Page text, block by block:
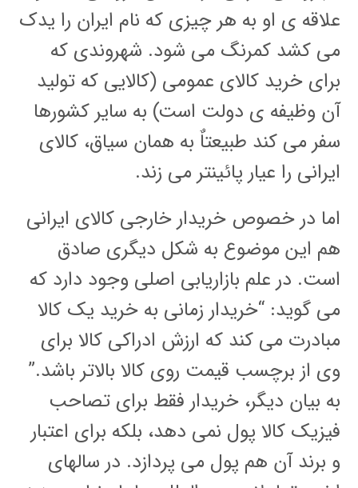
علاقه ی او به هر چیزی که نام ایران را یدک
می کشد کمرنگ می شود. شهروندی که
برای خرید کالای عمومی (کالایی که تولید
آن وظیفه ی دولت است) به سایر کشورها
سفر می کند طبیعتاٌ به همان سیاق، کالای
ایرانی را عیار پائینتر می زند.
اما در خصوص خریدار خارجی کالای ایرانی
هم این موضوع به شکل دیگری صادق
است. در علم بازاریابی اصلی وجود دارد که
می گوید: “خریدار زمانی به خرید یک کالا
مبادرت می کند که ارزش ادراکی کالا برای
وی از برچسب قیمت روی کالا بالاتر باشد.”
به بیان دیگر، خریدار فقط برای تصاحب
فیزیک کالا پول نمی دهد، بلکه برای اعتبار
و برند آن هم پول می پردازد. در سالهای